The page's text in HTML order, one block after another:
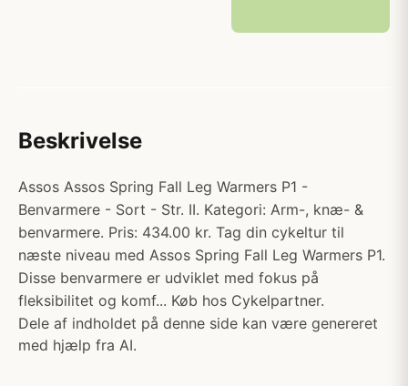
Beskrivelse
Assos Assos Spring Fall Leg Warmers P1 -
Benvarmere - Sort - Str. II. Kategori: Arm-, knæ- &
benvarmere. Pris: 434.00 kr. Tag din cykeltur til
næste niveau med Assos Spring Fall Leg Warmers P1.
Disse benvarmere er udviklet med fokus på
fleksibilitet og komf... Køb hos Cykelpartner.
Dele af indholdet på denne side kan være genereret
med hjælp fra AI.